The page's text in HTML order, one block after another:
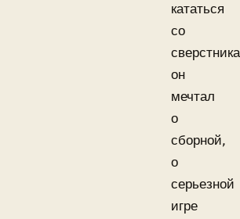
кататься
со
он
мечтал
о
сборной,
о
серьезной
игре